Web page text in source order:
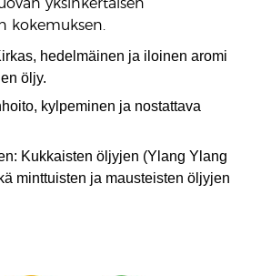
yksinkertaisen
kokemuksen.
hedelmäinen ja iloinen aromi
öljy.
kylpeminen ja nostattava
Kukkaisten öljyjen (Ylang Ylang
minttuisten ja mausteisten öljyjen